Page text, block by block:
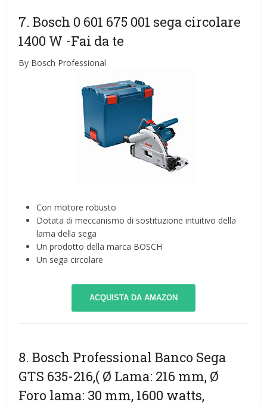
7. Bosch 0 601 675 001 sega circolare
1400 W -Fai da te
By Bosch Professional
Con motore robusto
Dotata di meccanismo di sostituzione intuitivo della
lama della sega
Un prodotto della marca BOSCH
Un sega circolare
ACQUISTA DA AMAZON
8. Bosch Professional Banco Sega
GTS 635-216,( Ø Lama: 216 mm, Ø
Foro lama: 30 mm, 1600 watts,